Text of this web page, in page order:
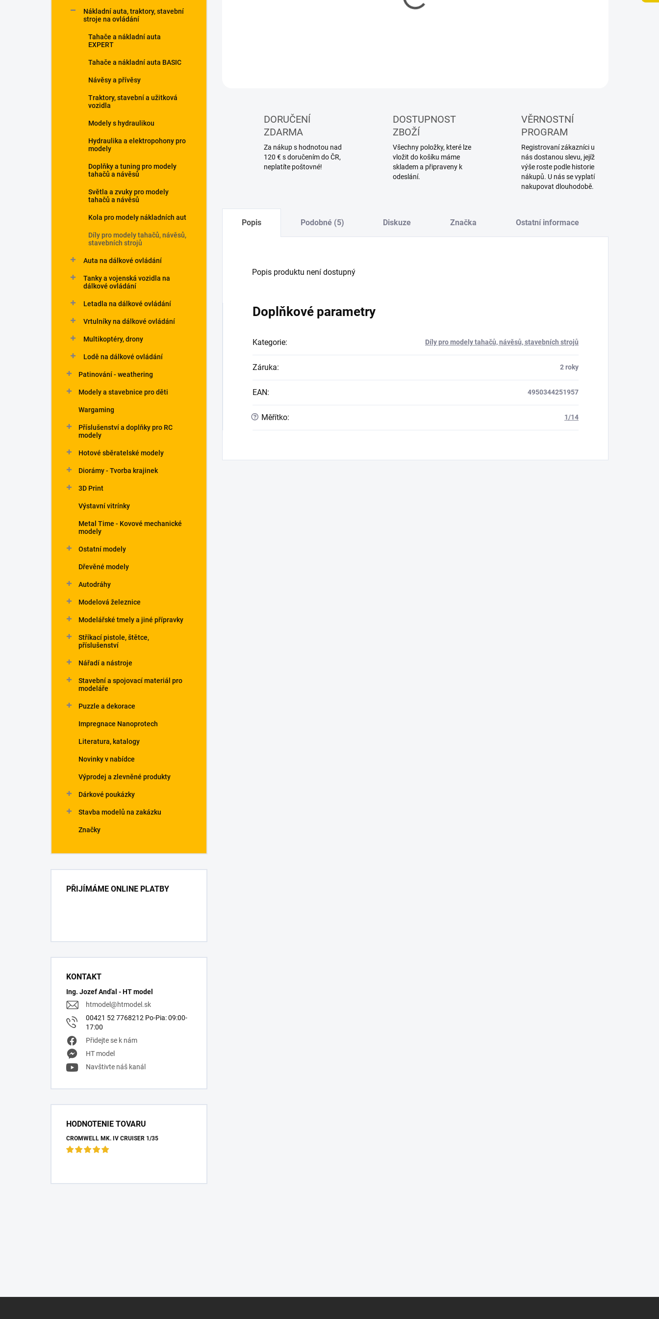
Nákladní auta, traktory, stavební
stroje na ovládání
Tahače a nákladní auta
EXPERT
Tahače a nákladní auta BASIC
Návěsy a přívěsy
Traktory, stavební a užitková
vozidla
Modely s hydraulikou
Hydraulika a elektropohony pro
modely
Doplňky a tuning pro modely
tahačů a návěsů
Světla a zvuky pro modely
tahačů a návěsů
Kola pro modely nákladních aut
Díly pro modely tahačů, návěsů,
stavebních strojů
Auta na dálkové ovládání
Tanky a vojenská vozidla na
dálkové ovládání
Letadla na dálkové ovládání
Vrtulníky na dálkové ovládání
Multikoptéry, drony
Lodě na dálkové ovládání
Patinování - weathering
Modely a stavebnice pro děti
Wargaming
Příslušenství a doplňky pro RC
modely
Hotové sběratelské modely
Diorámy - Tvorba krajinek
3D Print
Výstavní vitrínky
Metal Time - Kovové mechanické
modely
Ostatní modely
Dřevěné modely
Autodráhy
Modelová železnice
Modelářské tmely a jiné přípravky
Stříkací pistole, štětce,
příslušenství
Nářadí a nástroje
Stavební a spojovací materiál pro
modeláře
Puzzle a dekorace
Impregnace Nanoprotech
Literatura, katalogy
Novinky v nabídce
Výprodej a zlevněné produkty
Dárkové poukázky
Stavba modelů na zakázku
Značky
PŘIJÍMÁME ONLINE PLATBY
KONTAKT
Ing. Jozef Anďal - HT model
htmodel@htmodel.sk
00421 52 7768212 Po-Pia: 09:00-
17:00
Přidejte se k nám
HT model
Navštivte náš kanál
HODNOTENIE TOVARU
CROMWELL MK. IV CRUISER 1/35
DORUČENÍ
ZDARMA
Za nákup s hodnotou nad
120 € s doručením do ČR,
neplatíte poštovné!
DOSTUPNOST
ZBOŽÍ
Všechny položky, které lze
vložit do košíku máme
skladem a připraveny k
odeslání.
VĚRNOSTNÍ
PROGRAM
Registrovaní zákazníci u
nás dostanou slevu, jejíž
výše roste podle historie
nákupů. U nás se vyplatí
nakupovat dlouhodobě.
Popis Podobné (5) Diskuze Značka Ostatní informace
Popis produktu není dostupný
Doplňkové parametry
Kategorie: Díly pro modely tahačů, návěsů, stavebních strojů
Záruka: 2 roky
EAN: 4950344251957
? Měřítko: 1/14